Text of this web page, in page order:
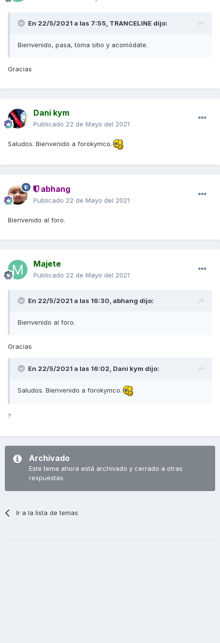
En 22/5/2021 a las 7:55, TRANCELINE dijo:
Bienvenido, pasa, toma sitio y acomódate.
Gracias
Dani kym
Publicado 22 de Mayo del 2021
Saludos. Bienvenido a forokymco.
abhang
Publicado 22 de Mayo del 2021
Bienvenido al foro.
Majete
Publicado 22 de Mayo del 2021
En 22/5/2021 a las 16:30, abhang dijo:
Bienvenido al foro.
Gracias
En 22/5/2021 a las 16:02, Dani kym dijo:
Saludos. Bienvenido a forokymco.
?
Archivado
Este tema ahora está archivado y cerrado a otras
respuestas.
Ir a la lista de temas